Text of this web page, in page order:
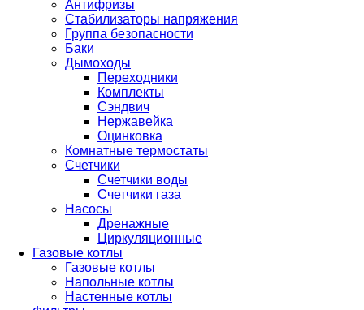
Антифризы
Стабилизаторы напряжения
Группа безопасности
Баки
Дымоходы
Переходники
Комплекты
Сэндвич
Нержавейка
Оцинковка
Комнатные термостаты
Счетчики
Счетчики воды
Счетчики газа
Насосы
Дренажные
Циркуляционные
Газовые котлы
Газовые котлы
Напольные котлы
Настенные котлы